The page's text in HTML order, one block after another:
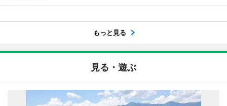
もっと見る
見る・遊ぶ